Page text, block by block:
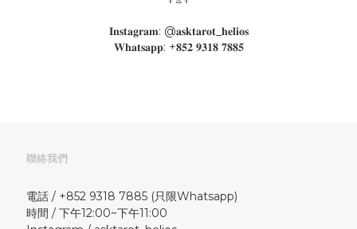
𝐈𝐧𝐬𝐭𝐚𝐠𝐫𝐚𝐦: @𝐚𝐬𝐤𝐭𝐚𝐫𝐨𝐭_𝐡𝐞𝐥𝐢𝐨𝐬
𝐖𝐡𝐚𝐭𝐬𝐚𝐩𝐩: +𝟖𝟓𝟐 𝟗𝟑𝟏𝟖 𝟕𝟖𝟖𝟓
聯絡我們
電話 / +852 9318 7885 (只限Whatsapp)
時間 / 下午12:00~下午11:00